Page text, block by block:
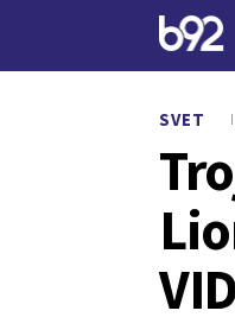
SVET